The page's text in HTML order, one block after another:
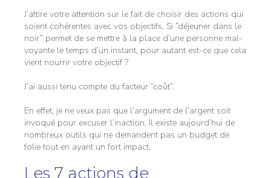
J’attire votre attention sur le fait de choisir des actions qui
soient cohérentes avec vos objectifs. Si “déjeuner dans le
noir” permet de se mettre à la place d’une personne mal-
voyante le temps d’un instant, pour autant est-ce que cela
vient nourrir votre objectif ?
J’ai aussi tenu compte du facteur “coût”.
En effet, je ne veux pas que l’argument de l’argent soit
invoqué pour excuser l’inaction. Il existe aujourd’hui de
nombreux outils qui ne demandent pas un budget de
folie tout en ayant un fort impact.
Les 7 actions de